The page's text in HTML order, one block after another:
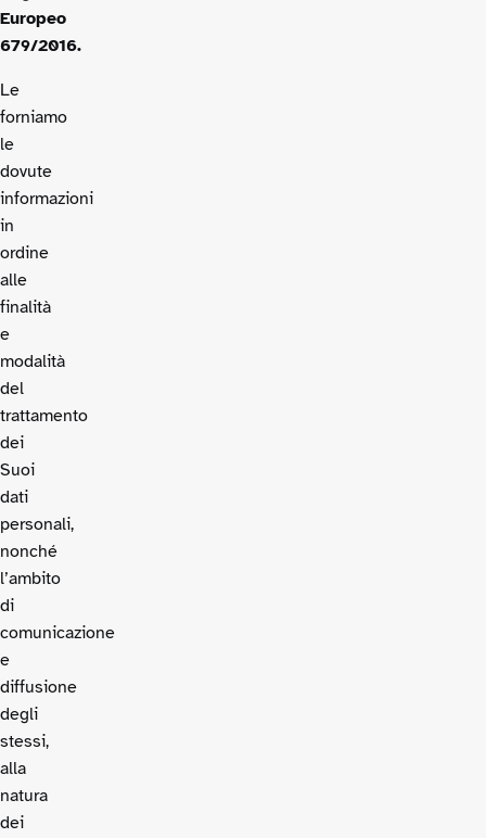
Europeo
679/2016.
Le
forniamo
le
dovute
informazioni
in
ordine
alle
finalità
e
modalità
del
trattamento
dei
Suoi
dati
personali,
nonché
l’ambito
di
comunicazione
e
diffusione
degli
stessi,
alla
natura
dei